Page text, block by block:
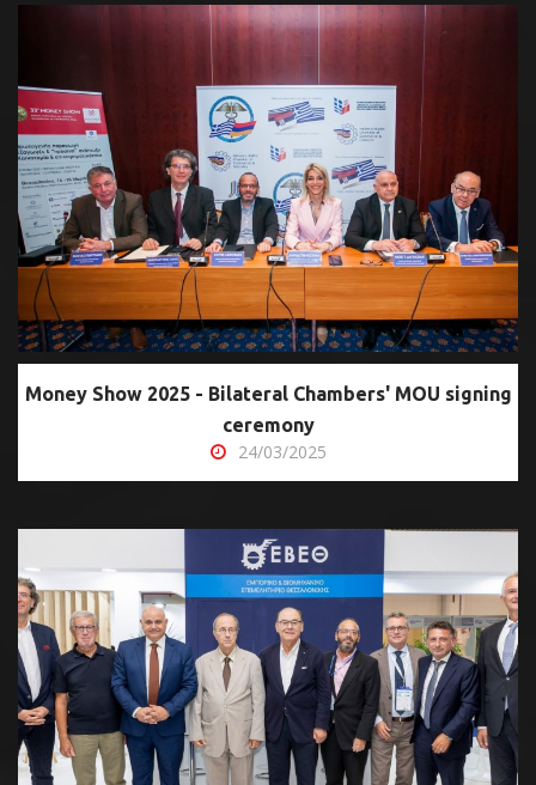
Money Show 2025 - Bilateral Chambers' MOU signing
ceremony
24/03/2025